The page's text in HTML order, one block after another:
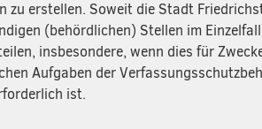
zu erstellen. Soweit die Stadt
(behördlichen) Stellen im
insbesondere, wenn dies für
Aufgaben der
ist.